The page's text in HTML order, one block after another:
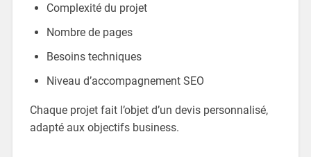
Complexité du projet
Nombre de pages
Besoins techniques
Niveau d’accompagnement SEO
Chaque projet fait l’objet d’un devis personnalisé,
adapté aux objectifs business.